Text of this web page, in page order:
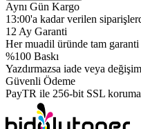
Aynı Gün Kargo
13:00'a kadar verilen
12 Ay Garanti
Her muadil üründe tam garanti
%100 Baskı
Yazdırmazsa iade veya değişim
Güvenli Ödeme
PayTR ile 256-bit SSL